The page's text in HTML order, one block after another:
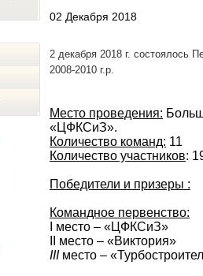
02 Декабря 2018
2 декабря 2018 г. состоялось
2008-2010 г.р.
Место проведения:
«ЦФКСиЗ».
Количество команд: 11
Количество участников:
Победители и призеры :
Командное первенство:
I место – «ЦФКСиЗ»
II место – «Виктория»
III место –